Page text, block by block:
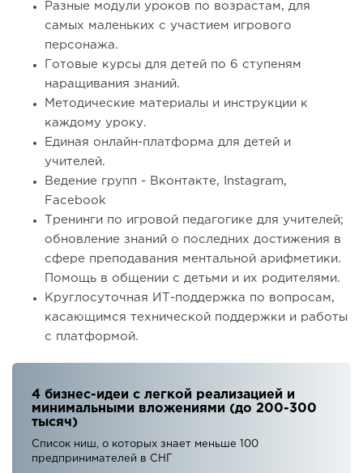
Разные модули уроков по возрастам, для
самых маленьких с участием игрового
персонажа.
Готовые курсы для детей по 6 ступеням
наращивания знаний.
Методические материалы и инструкции к
каждому уроку.
Единая онлайн-платформа для детей и
учителей.
Ведение групп - Вконтакте, Instagram,
Facebook
Тренинги по игровой педагогике для учителей;
обновление знаний о последних достижения в
сфере преподавания ментальной арифметики.
Помощь в общении с детьми и их родителями.
Круглосуточная ИТ-поддержка по вопросам,
касающимся технической поддержки и работы
с платформой.
4 бизнес-идеи с легкой реализацией и
минимальными вложениями (до 200-300
тысяч)
Список ниш, о которых знает меньше 100
предпринимателей в СНГ